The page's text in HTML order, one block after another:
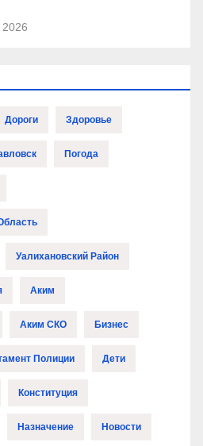
2026
Дороги Здоровье
Погода
Уалихановский Район
Аким
Аким СКО Бизнес
Полиции Дети
Конституция
Назначение Новости